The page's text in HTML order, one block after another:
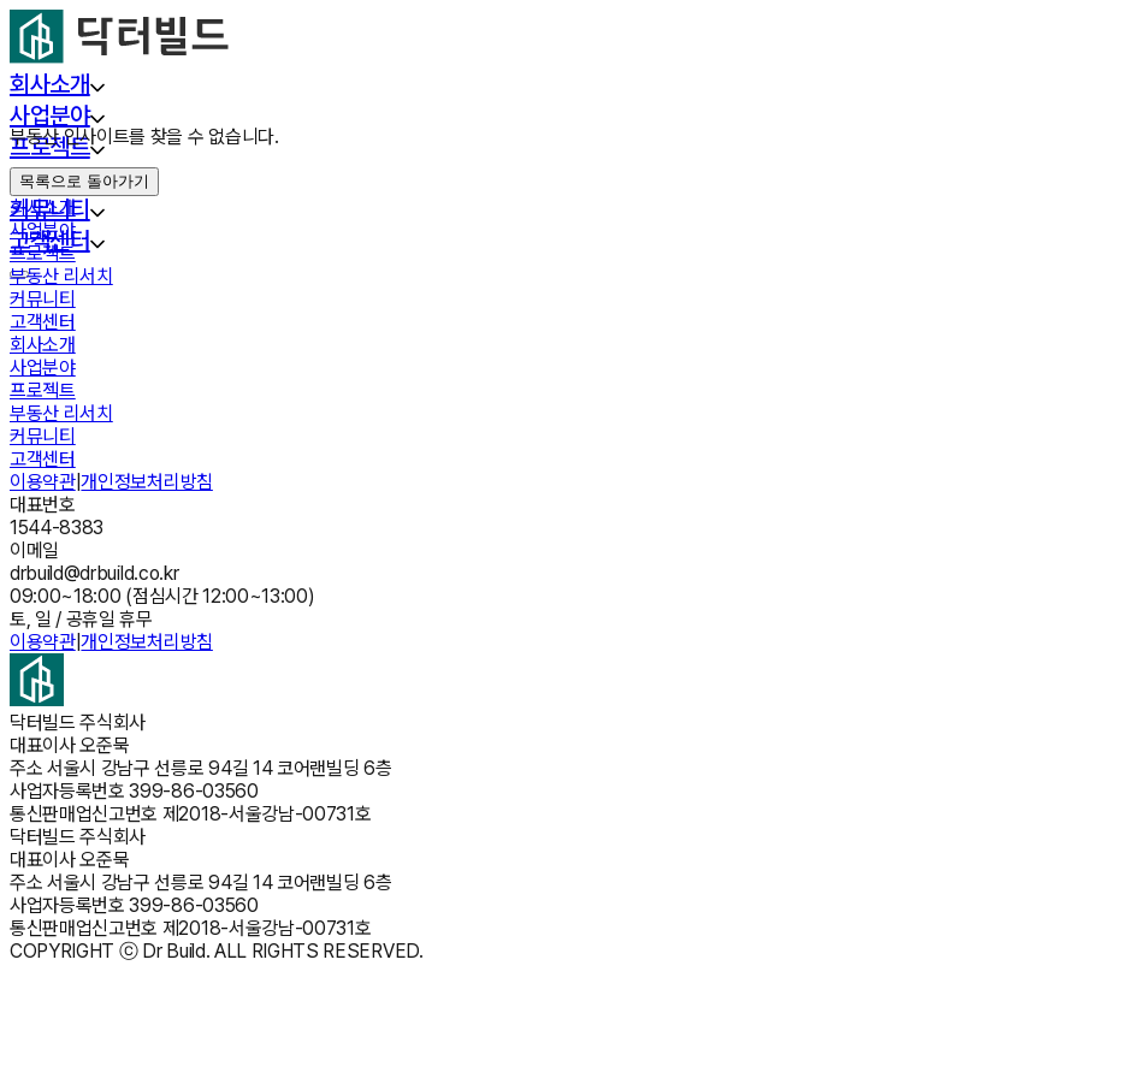
회사소개
사업분야
프로젝트
부동산 리서치
커뮤니티
고객센터
부동산 인사이트를 찾을 수 없습니다.
목록으로 돌아가기
회사소개
사업분야
프로젝트
부동산 리서치
커뮤니티
고객센터
회사소개
사업분야
프로젝트
부동산 리서치
커뮤니티
고객센터
이용약관|개인정보처리방침
대표번호
1544-8383
이메일
drbuild@drbuild.co.kr
09:00~18:00 (점심시간 12:00~13:00)
토, 일 / 공휴일 휴무
이용약관|개인정보처리방침
닥터빌드 주식회사
대표이사오준묵
주소 서울시 강남구 선릉로 94길 14 코어랜빌딩 6층
사업자등록번호 399-86-03560
통신판매업신고번호 제2018-서울강남-00731호
닥터빌드 주식회사
대표이사오준묵
주소 서울시 강남구 선릉로 94길 14 코어랜빌딩 6층
사업자등록번호 399-86-03560
통신판매업신고번호 제2018-서울강남-00731호
COPYRIGHT ⓒ Dr Build. ALL RIGHTS RESERVED.